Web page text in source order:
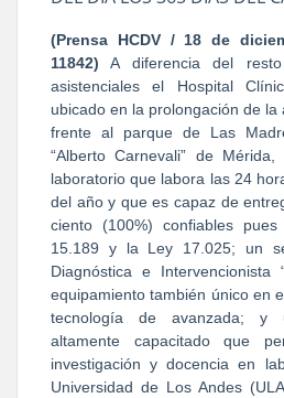
(Prensa HCDV / 18 de
11842) A diferencia del
asistenciales el Hospital
ubicado en la prolongación de la
frente al parque de Las
“Alberto Carnevali” de
laboratorio que labora las 24
del año y que es capaz de
ciento (100%) confiables
15.189 y la Ley 17.025; un
Diagnóstica e Intervencionista
equipamiento también único en
tecnología de avanzada; y
altamente capacitado que
investigación y docencia en
Universidad de Los Andes